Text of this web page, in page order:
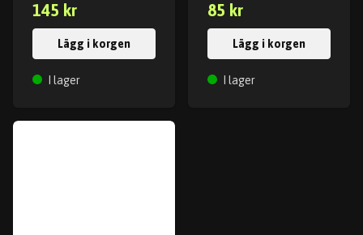
145 kr
Lägg i korgen
I lager
85 kr
Lägg i korgen
I lager